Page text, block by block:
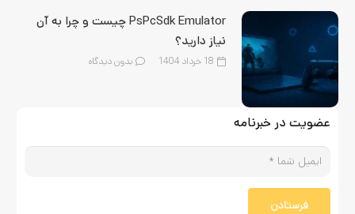
PsPcSdk Emulator چیست و چرا به آن
نیاز دارید؟
18 خرداد 1404 بدون دیدگاه
عضویت در خبرنامه
فرستادن